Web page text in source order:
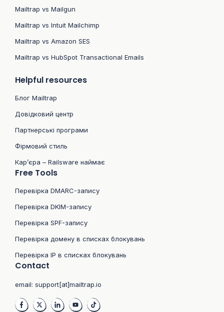
Mailtrap vs Mailgun
Mailtrap vs Intuit Mailchimp
Mailtrap vs Amazon SES
Mailtrap vs HubSpot Transactional Emails
Helpful resources
Блог Mailtrap
Довідковий центр
Партнерські програми
Фірмовий стиль
Кар’єра – Railsware наймає
Free Tools
Перевірка DMARC-запису
Перевірка DKIM-запису
Перевірка SPF-запису
Перевірка домену в списках блокувань
Перевірка IP в списках блокувань
Contact
email: support[at]mailtrap.io